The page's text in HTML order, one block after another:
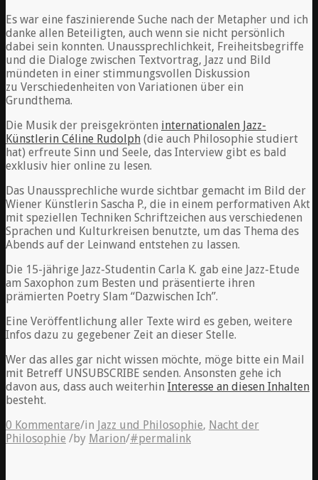
Es war eine faszinierende Suche nach der Metapher und ich
danke allen Beteiligten, auch wenn sie nicht persönlich
dabei sein konnten. Unaussprechlichkeit, Freiheitsbegriffe
und die Dialoge zwischen Textvortrag, Jazz und Bild
mündeten in einer stimmungsvollen Diskussion
zu Verschiedenheiten von Variationen über ein
Grundthema.
Die Musik der preisgekrönten internationalen Jazz-
Künstlerin Céline Rudolph (die auch Philosophie studiert
hat) erfreute Sinn und Seele, das Interview gibt es bald
exklusiv hier online zu lesen.
Das Unaussprechliche wurde sichtbar gemacht im Bild der
Wiener Künstlerin Sascha P., die in einem performativen Akt
mit speziellen Techniken Schriftzeichen aus verschiedenen
Sprachen und Kulturkreisen benutzte, um das Thema des
Abends auf der Leinwand entstehen zu lassen.
Die 15-jährige Jazz-Studentin Carla K. gab eine Jazz-Etude
am Saxophon zum Besten und präsentierte ihren
prämierten Poetry Slam “Dazwischen Ich”.
Eine Veröffentlichung aller Texte wird es geben, weitere
Infos dazu zu gegebener Zeit an dieser Stelle.
Wer das alles gar nicht wissen möchte, möge bitte ein Mail
mit Betreff UNSUBSCRIBE senden. Ansonsten gehe ich
davon aus, dass auch weiterhin Interesse an diesen Inhalten
besteht.
0 Kommentare/in Jazz und Philosophie, Nacht der
Philosophie /by Marion/#permalink